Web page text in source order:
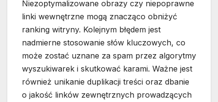
Niezoptymalizowane obrazy czy niepoprawne
linki wewnętrzne mogą znacząco obniżyć
ranking witryny. Kolejnym błędem jest
nadmierne stosowanie słów kluczowych, co
może zostać uznane za spam przez algorytmy
wyszukiwarek i skutkować karami. Ważne jest
również unikanie duplikacji treści oraz dbanie
o jakość linków zewnętrznych prowadzących